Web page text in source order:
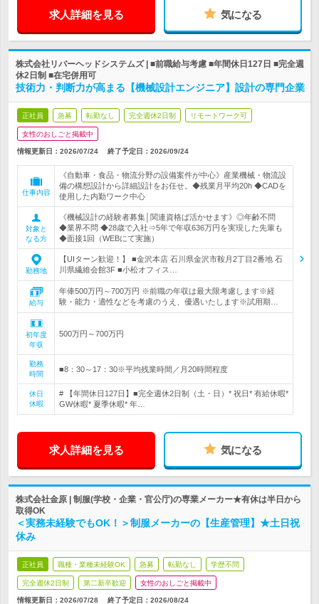
求人詳細を見る 気になる
株式会社リバーヘッドシステムズ | ■前職給与考慮 ■年間休日127日 ■完全週
休2日制 ■在宅併用可
技術力・判断力が高まる【機械設計エンジニア】設計の専門企業
正社員 急募 転勤なし 完全週休2日制 リモートワーク可
女性のおしごと掲載中
情報更新日：2026/07/24 終了予定日： 2026/09/24
仕事内容
《自動車・食品・物流分野の設備案件が中心》産業機械・物流設
備の構想設計から詳細設計をお任せ。◆残業月平均20h ◆CADを
使用した内勤ワーク中心
対象と
なる方
《機械設計の経験者募集│関連資格ば活かせます》◎年齢不問
◆業界不問 ◆28歳で入社⇒5年で年収636万円を実現した先輩も
◆面接1回（WEBにて実施）
勤務地
【UIターン歓迎！】 ■金沢本店 石川県金沢市鞍月2丁目2番地 石
川県繊維会館3F ■小松オフィス…
給与
年俸500万円～700万円 ※前職の年収は最大限考慮します※経
験・能力・適性などを考慮のうえ、優遇いたします※試用期…
初年度
年収
500万円～700万円
勤務
時間
■8：30～17：30※平均残業時間／月20時間程度
休日
休暇
# 【年間休日127日】■完全週休2日制（土・日）* 祝日* 有給休暇*
GW休暇* 夏季休暇* 年…
求人詳細を見る 気になる
株式会社金原 | 制服(学校・企業・官公庁)の専業メーカー★有休は半日から
取得OK
＜実務未経験でもOK！＞制服メーカーの【生産管理】★土日祝
休み
正社員 職種・業種未経験OK 急募 転勤なし 学歴不問
完全週休2日制 第二新卒歓迎 女性のおしごと掲載中
情報更新日：2026/07/28 終了予定日： 2026/08/24